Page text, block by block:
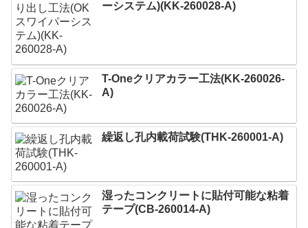
ーシステム)(KK-260028-A)
T-Oneクリアカラー工法(KK-260026-
A)
繰返し孔内載荷試験(THK-260001-A)
湿ったコンクリートに貼付可能な粘着
テープ(CB-260014-A)